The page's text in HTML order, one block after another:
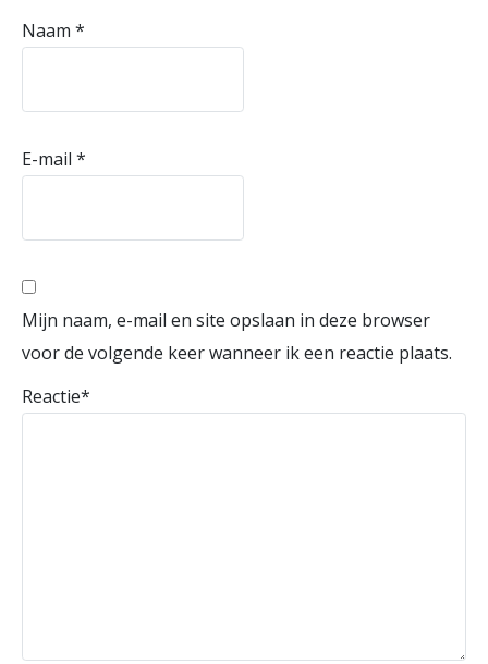
Naam *
E-mail *
Mijn naam, e-mail en site opslaan in deze browser
voor de volgende keer wanneer ik een reactie plaats.
Reactie*